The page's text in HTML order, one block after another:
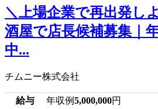
＼上場企業で再出発し
酒屋で店長候補募集｜
中...
チムニー株式会社
給与 年収例5,000,000円